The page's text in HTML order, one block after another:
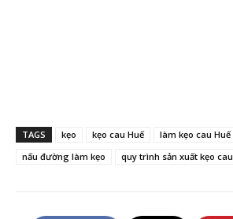
TAGS kẹo kẹo cau Huế
làm kẹo cau Huế
nấu đường làm kẹo
quy trình sản xuất kẹo cau